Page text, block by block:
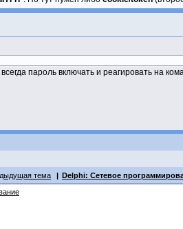
пароль включать и реагировать на
тема
Delphi: Сетевое